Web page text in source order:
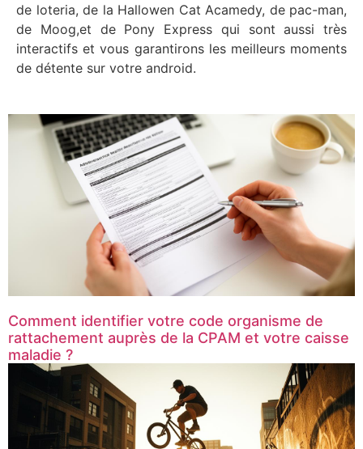
de loteria, de la Hallowen Cat Acamedy, de pac-man,
de Moog,et de Pony Express qui sont aussi très
interactifs et vous garantirons les meilleurs moments
de détente sur votre android.
Comment identifier votre code organisme de
rattachement auprès de la CPAM et votre caisse
maladie ?